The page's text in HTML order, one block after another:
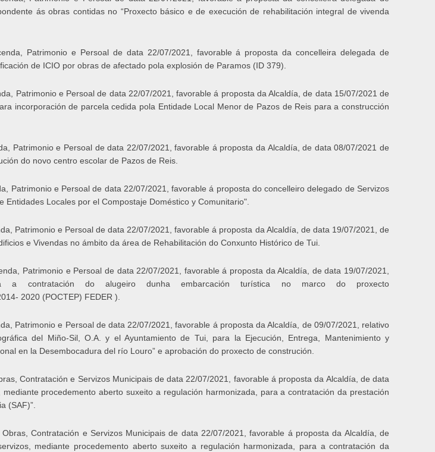
ás obras contidas no “Proxecto básico e de execución de rehabilitación integral de vivenda
Patrimonio e Persoal de data 22/07/2021, favorable á proposta da concelleira delegada de
de ICIO por obras de afectado pola explosión de Paramos (ID 379).
Patrimonio e Persoal de data 22/07/2021, favorable á proposta da Alcaldía, de data 15/07/2021 de
incorporación de parcela cedida pola Entidade Local Menor de Pazos de Reis para a construcción
Patrimonio e Persoal de data 22/07/2021, favorable á proposta da Alcaldía, de data 08/07/2021 de
do novo centro escolar de Pazos de Reis.
Patrimonio e Persoal de data 22/07/2021, favorable á proposta do concelleiro delegado de Servizos
Locales por el Compostaje Doméstico y Comunitario".
Patrimonio e Persoal de data 22/07/2021, favorable á proposta da Alcaldía, de data 19/07/2021, de
e Vivendas no ámbito da área de Rehabilitación do Conxunto Histórico de Tui.
Patrimonio e Persoal de data 22/07/2021, favorable á proposta da Alcaldía, de data 19/07/2021,
contratación do alugeiro dunha embarcación turística no marco do proxecto
2020 (POCTEP) FEDER ).
Patrimonio e Persoal de data 22/07/2021, favorable á proposta da Alcaldía, de 09/07/2021, relativo
del Miño-Sil, O.A. y el Ayuntamiento de Tui, para la Ejecución, Entrega, Mantenimiento y
en la Desembocadura del río Louro” e aprobación do proxecto de construción.
Contratación e Servizos Municipais de data 22/07/2021, favorable á proposta da Alcaldía, de data
procedemento aberto suxeito a regulación harmonizada, para a contratación da prestación
(SAF)”.
Contratación e Servizos Municipais de data 22/07/2021, favorable á proposta da Alcaldía, de
mediante procedemento aberto suxeito a regulación harmonizada, para a contratación da